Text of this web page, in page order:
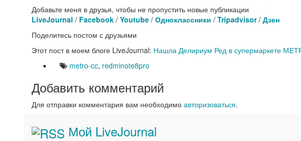
Добавьте меня в друзья, чтобы не пропустить новые публикации
LiveJournal / Facebook / Youtube / Одноклассники / Tripadvisor/ Дзен
Поделитесь постом с друзьями
Этот пост в моем блоге LiveJournal: Нашла Делириум Ред в супермаркете
metro-cc, redminote8pro
Добавить комментарий
Для отправки комментария вам необходимо авторизоваться.
Мой LiveJournal